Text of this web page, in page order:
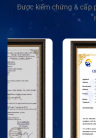
Được kiểm chứng & cấp